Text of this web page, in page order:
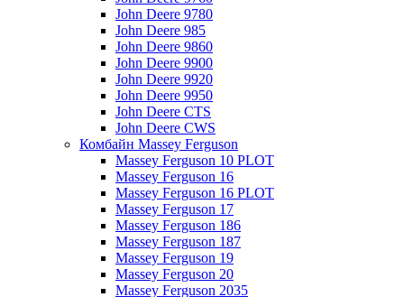
John Deere 9780
John Deere 985
John Deere 9860
John Deere 9900
John Deere 9920
John Deere 9950
John Deere CTS
John Deere CWS
Комбайн Massey Ferguson
Massey Ferguson 10 PLOT
Massey Ferguson 16
Massey Ferguson 16 PLOT
Massey Ferguson 17
Massey Ferguson 186
Massey Ferguson 187
Massey Ferguson 19
Massey Ferguson 20
Massey Ferguson 2035